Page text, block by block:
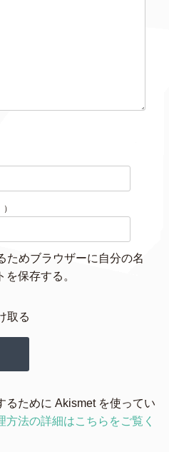
ためブラウザーに自分の名
保存する。
取る
るために Akismet を使ってい
方法の詳細はこちらをご覧く